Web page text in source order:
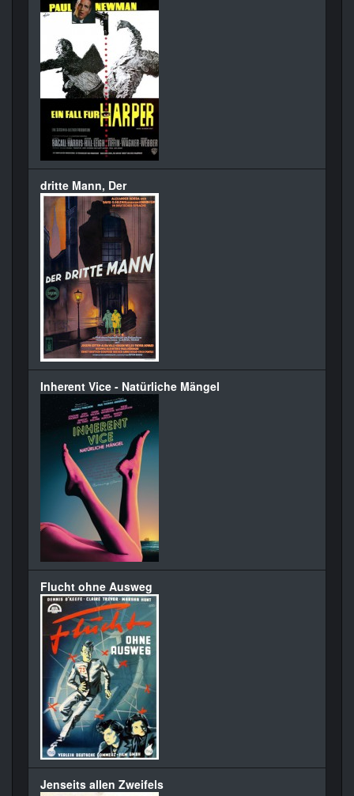
dritte Mann, Der
Inherent Vice - Natürliche Mängel
Flucht ohne Ausweg
Jenseits allen Zweifels